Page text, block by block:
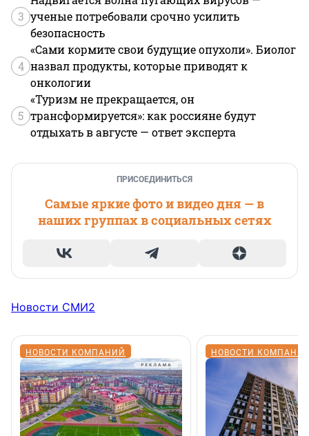
3 ученые потребовали срочно усилить
безопасность
4
«Сами кормите свои будущие опухоли». Биолог
назвал продукты, которые приводят к
онкологии
5
«Туризм не прекращается, он
трансформируется»: как россияне будут
отдыхать в августе — ответ эксперта
ПРИСОЕДИНИТЬСЯ
Самые яркие фото и видео дня — в
наших группах в социальных сетях
Новости СМИ2
НОВОСТИ КОМПАНИЙ НОВОСТИ